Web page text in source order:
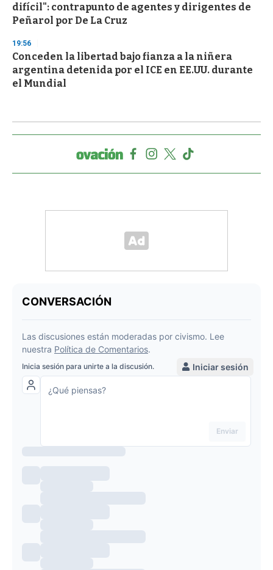
difícil": contrapunto de agentes y dirigentes de
Peñarol por De La Cruz
19:56
Conceden la libertad bajo fianza a la niñera
argentina detenida por el ICE en EE.UU. durante
el Mundial